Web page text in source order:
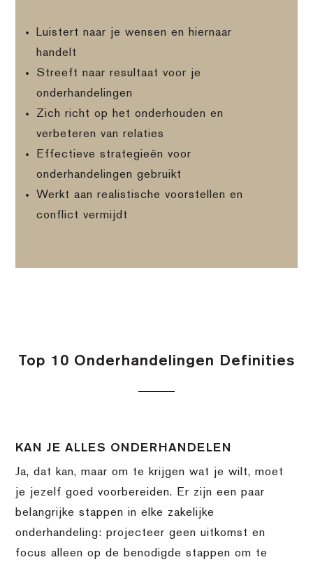
Luistert naar je wensen en hiernaar
handelt
Streeft naar resultaat voor je
onderhandelingen
Zich richt op het onderhouden en
verbeteren van relaties
Effectieve strategieën voor
onderhandelingen gebruikt
Werkt aan realistische voorstellen en
conflict vermijdt
Top 10 Onderhandelingen Definities
KAN JE ALLES ONDERHANDELEN
Ja, dat kan, maar om te krijgen wat je wilt, moet
je jezelf goed voorbereiden. Er zijn een paar
belangrijke stappen in elke zakelijke
onderhandeling: projecteer geen uitkomst en
focus alleen op de benodigde stappen om te